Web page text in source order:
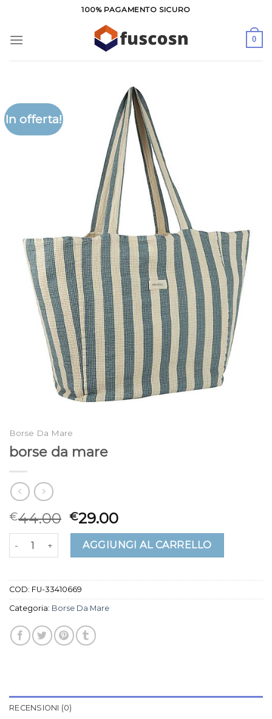
contenuti
100% PAGAMENTO SICURO
0
In offerta!
Borse Da Mare
borse da mare
€44.00 €29.00
borse da mare quantitàAGGIUNGI AL CARRELLO
COD: FU-33410669
Categoria: Borse Da Mare
RECENSIONI (0)